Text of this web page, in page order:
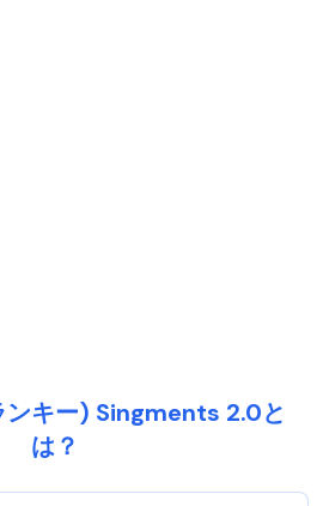
ンキー) Singments 2.0と
は？